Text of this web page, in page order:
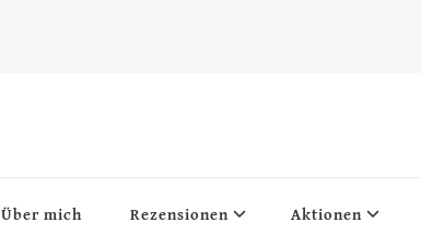
Über mich Rezensionen Aktionen